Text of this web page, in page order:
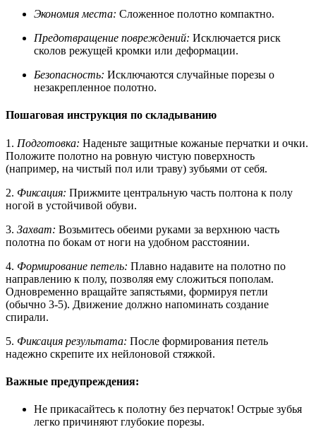
Экономия места: Сложенное полотно компактно.
Предотвращение повреждений: Исключается риск
сколов режущей кромки или деформации.
Безопасность: Исключаются случайные порезы о
незакрепленное полотно.
Пошаговая инструкция по складыванию
1. Подготовка: Наденьте защитные кожаные перчатки и очки.
Положите полотно на ровную чистую поверхность
(например, на чистый пол или траву) зубьями от себя.
2. Фиксация: Прижмите центральную часть полтона к полу
ногой в устойчивой обуви.
3. Захват: Возьмитесь обеими руками за верхнюю часть
полотна по бокам от ноги на удобном расстоянии.
4. Формирование петель: Плавно надавите на полотно по
направлению к полу, позволяя ему сложиться пополам.
Одновременно вращайте запястьями, формируя петли
(обычно 3-5). Движение должно напоминать создание
спирали.
5. Фиксация результата: После формирования петель
надежно скрепите их нейлоновой стяжкой.
Важные предупреждения:
Не прикасайтесь к полотну без перчаток! Острые зубья
легко причиняют глубокие порезы.